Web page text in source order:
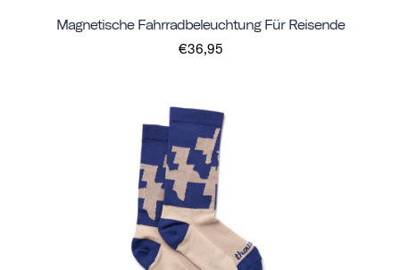
Magnetische Fahrradbeleuchtung Für Reisende
€36,95